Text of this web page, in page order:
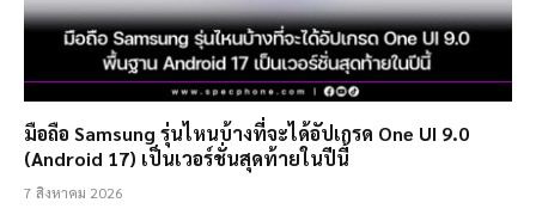
มือถือ Samsung รุ่นไหนบ้างที่จะได้อัปเกรด One UI 9.0
(Android 17) เป็นเวอร์ชั่นสุดท้ายในปีนี้
7 สิงหาคม 2026